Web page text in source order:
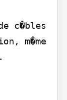
c�bles
m�me